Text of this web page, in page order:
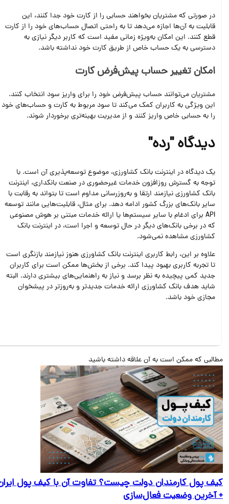
در صورتی که مشتریان بخواهند حسابی را از کارت خود جدا کنند، این
قابلیت به آن‌ها اجازه می‌دهد تا به راحتی اتصال حساب‌های خود را از کارت
قطع کنند. این امکان به‌ویژه زمانی مفید است که کاربر دیگر نیازی به
دسترسی به یک حساب خاص از طریق کارت خود نداشته باشد.
امکان تغییر حساب پیش‌فرض کارت
مشتریان می‌توانند حساب پیش‌فرض خود را برای واریز سود انتخاب کنند.
این ویژگی به کاربران کمک می‌کند تا سود مربوط به کارت و حساب‌های خود
را به حسابی خاص واریز کنند و از مدیریت بهینه‌تری برخوردار شوند.
دیدگاه "رده"
یک دیدگاه در اینترنت بانک کشاورزی، موضوع توسعه‌پذیری آن است. با
توجه به گسترش روزافزون خدمات غیرحضوری در صنعت بانکداری، اینترنت
بانک کشاورزی نیازمند ارتقا و به‌روزرسانی مداوم است تا بتواند به رقابت با
سایر بانک‌های بزرگ کشور ادامه دهد. برای مثال، قابلیت‌هایی مانند توسعه
API برای ادغام با سایر سیستم‌ها یا ارائه خدمات مبتنی بر هوش مصنوعی
که در برخی بانک‌های دیگر در حال توسعه و اجرا است، در اینترنت بانک
کشاورزی مشاهده نمی‌شود.
علاوه بر این، رابط کاربری اینترنت بانک کشاورزی هنوز نیازمند بازنگری است
تا تجربه کاربری بهبود پیدا کند. برخی از بخش‌ها ممکن است برای کاربران
جدید کمی پیچیده به نظر برسد و نیاز به راهنمایی‌های بیشتری دارند. البته
شاید هدف بانک کشاورزی ارائه خدمات جدیدتر و به‌روزتر در پیشخوان
مجازی خود باشد.
که ممکن است به آن علاقه داشته باشید
پول کارمندان دولت چیست؟ تفاوت آن با کیف پول ایران
وضعیت فعال‌سازی